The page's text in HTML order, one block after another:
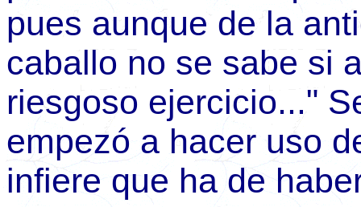
pues aunque de la
caballo no se sabe si
riesgoso ejercicio..."
empezó a hacer uso
infiere que ha de